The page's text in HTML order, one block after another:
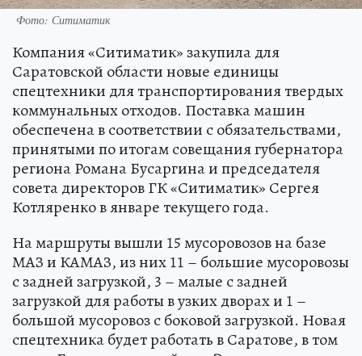
Фото: Ситиматик
Компания «Ситиматик» закупила для
Саратовской области новые единицы
спецтехники для транспортирования твердых
коммунальных отходов. Поставка машин
обеспечена в соответствии с обязательствами,
принятыми по итогам совещания губернатора
региона Романа Бусаргина и председателя
совета директоров ГК «Ситиматик» Сергея
Котляренко в январе текущего года.
На маршруты вышли 15 мусоровозов на базе
МАЗ и КАМАЗ, из них 11 – большие мусоровозы
с задней загрузкой, 3 – малые с задней
загрузкой для работы в узких дворах и 1 –
большой мусоровоз с боковой загрузкой. Новая
спецтехника будет работать в Саратове, в том